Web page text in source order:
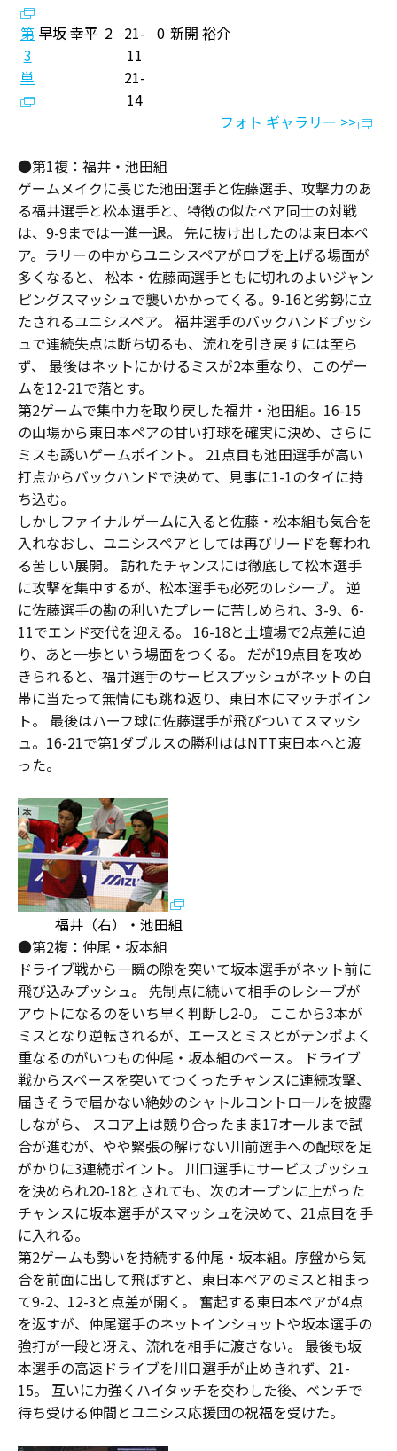
第
3
単
早坂 幸平 2
21-
11
21-
14
0 新開 裕介
フォト ギャラリー >>
●第1複：福井・池田組
ゲームメイクに長じた池田選手と佐藤選手、攻撃力のあ
る福井選手と松本選手と、特徴の似たペア同士の対戦
は、9-9までは一進一退。 先に抜け出したのは東日本ペ
ア。ラリーの中からユニシスペアがロブを上げる場面が
多くなると、 松本・佐藤両選手ともに切れのよいジャン
ピングスマッシュで襲いかかってくる。9-16と劣勢に立
たされるユニシスペア。 福井選手のバックハンドプッシ
ュで連続失点は断ち切るも、流れを引き戻すには至ら
ず、 最後はネットにかけるミスが2本重なり、このゲー
ムを12-21で落とす。
第2ゲームで集中力を取り戻した福井・池田組。16-15
の山場から東日本ペアの甘い打球を確実に決め、さらに
ミスも誘いゲームポイント。 21点目も池田選手が高い
打点からバックハンドで決めて、見事に1-1のタイに持
ち込む。
しかしファイナルゲームに入ると佐藤・松本組も気合を
入れなおし、ユニシスペアとしては再びリードを奪われ
る苦しい展開。 訪れたチャンスには徹底して松本選手
に攻撃を集中するが、松本選手も必死のレシーブ。 逆
に佐藤選手の勘の利いたプレーに苦しめられ、3-9、6-
11でエンド交代を迎える。 16-18と土壇場で2点差に迫
り、あと一歩という場面をつくる。 だが19点目を攻め
きられると、福井選手のサービスプッシュがネットの白
帯に当たって無情にも跳ね返り、東日本にマッチポイン
ト。 最後はハーフ球に佐藤選手が飛びついてスマッシ
ュ。16-21で第1ダブルスの勝利ははNTT東日本へと渡
った。
福井（右）・池田組
●第2複：仲尾・坂本組
ドライブ戦から一瞬の隙を突いて坂本選手がネット前に
飛び込みプッシュ。 先制点に続いて相手のレシーブが
アウトになるのをいち早く判断し2-0。 ここから3本が
ミスとなり逆転されるが、エースとミスとがテンポよく
重なるのがいつもの仲尾・坂本組のペース。 ドライブ
戦からスペースを突いてつくったチャンスに連続攻撃、
届きそうで届かない絶妙のシャトルコントロールを披露
しながら、 スコア上は競り合ったまま17オールまで試
合が進むが、やや緊張の解けない川前選手への配球を足
がかりに3連続ポイント。 川口選手にサービスプッシュ
を決められ20-18とされても、次のオープンに上がった
チャンスに坂本選手がスマッシュを決めて、21点目を手
に入れる。
第2ゲームも勢いを持続する仲尾・坂本組。序盤から気
合を前面に出して飛ばすと、東日本ペアのミスと相まっ
て9-2、12-3と点差が開く。 奮起する東日本ペアが4点
を返すが、仲尾選手のネットインショットや坂本選手の
強打が一段と冴え、流れを相手に渡さない。 最後も坂
本選手の高速ドライブを川口選手が止めきれず、21-
15。 互いに力強くハイタッチを交わした後、ベンチで
待ち受ける仲間とユニシス応援団の祝福を受けた。